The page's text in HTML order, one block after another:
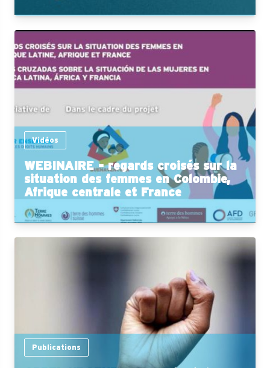
Vidéos
WEBINAIRE - regards croisés sur la
situation des femmes en Colombie,
Afrique centrale et France
Publications